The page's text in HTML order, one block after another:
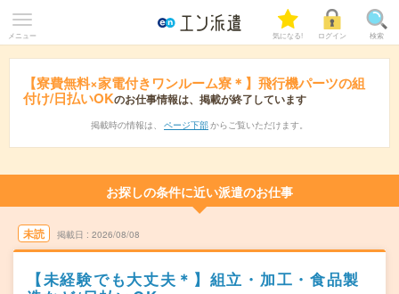
メニュー 気になる! ログイン 検索
【寮費無料×家電付きワンルーム寮＊】飛行機パーツの組
付け/日払いOKのお仕事情報は、掲載が終了しています
掲載時の情報は、 ページ下部 からご覧いただけます。
お探しの条件に近い派遣のお仕事
未読 掲載日 2026/08/08
【未経験でも大丈夫＊】組立・加工・食品製